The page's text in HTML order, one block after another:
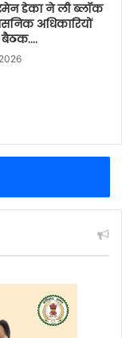
डेका ने ली ब्लॉक
अधिकारियों
बैठक….